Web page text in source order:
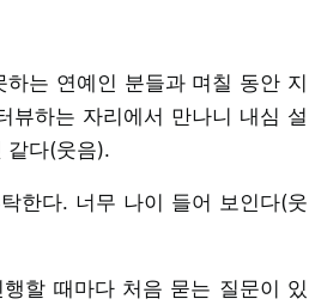
는 연예인 분들과 며칠 동안 지
뷰하는 자리에서 만나니 내심 설
같다(웃음).
한다. 너무 나이 들어 보인다(웃
할 때마다 처음 묻는 질문이 있